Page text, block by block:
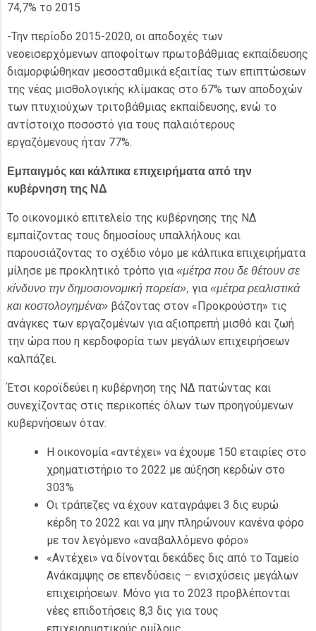
74,7% το 2015
-Την περίοδο 2015-2020, οι αποδοχές των
νεοεισερχόμενων αποφοίτων πρωτοβάθμιας εκπαίδευσης
διαμορφώθηκαν μεσοσταθμικά εξαιτίας των επιπτώσεων
της νέας μισθολογικής κλίμακας στο 67% των αποδοχών
των πτυχιούχων τριτοβάθμιας εκπαίδευσης, ενώ το
αντίστοιχο ποσοστό για τους παλαιότερους
εργαζόμενους ήταν 77%.
Εμπαιγμός και κάλπικα επιχειρήματα από την
κυβέρνηση της ΝΔ
Το οικονομικό επιτελείο της κυβέρνησης της ΝΔ
εμπαίζοντας τους δημοσίους υπαλλήλους και
παρουσιάζοντας το σχέδιο νόμο με κάλπικα επιχειρήματα
μίλησε με προκλητικό τρόπο για «μέτρα που δε θέτουν σε
κίνδυνο την δημοσιονομική πορεία», για «μέτρα ρεαλιστικά
και κοστολογημένα» βάζοντας στον «Προκρούστη» τις
ανάγκες των εργαζομένων για αξιοπρεπή μισθό και ζωή
την ώρα που η κερδοφορία των μεγάλων επιχειρήσεων
καλπάζει.
Έτσι κοροϊδεύει η κυβέρνηση της ΝΔ πατώντας και
συνεχίζοντας στις περικοπές όλων των προηγούμενων
κυβερνήσεων όταν:
Η οικονομία «αντέχει» να έχουμε 150 εταιρίες στο
χρηματιστήριο το 2022 με αύξηση κερδών στο
303%
Οι τράπεζες να έχουν καταγράψει 3 δις ευρώ
κέρδη το 2022 και να μην πληρώνουν κανένα φόρο
με τον λεγόμενο «αναβαλλόμενο φόρο»
«Αντέχει» να δίνονται δεκάδες δις από το Ταμείο
Ανάκαμψης σε επενδύσεις – ενισχύσεις μεγάλων
επιχειρήσεων. Μόνο για το 2023 προβλέπονται
νέες επιδοτήσεις 8,3 δις για τους